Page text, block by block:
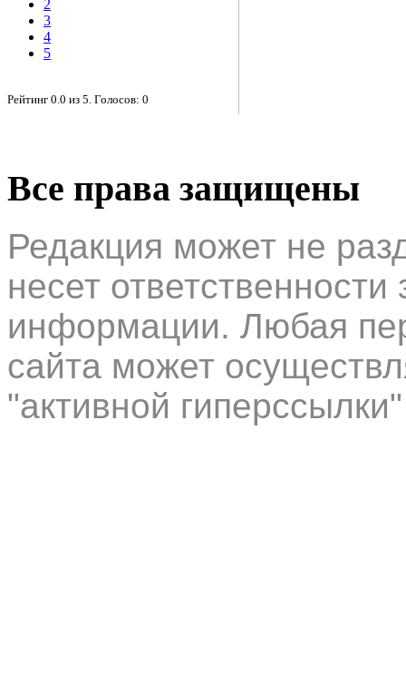
2
3
4
5
Рейтинг 0.0 из 5 . Голосов: 0
Все права защищены
Редакция может не
несет
информации. Любая
сайта может
"активной